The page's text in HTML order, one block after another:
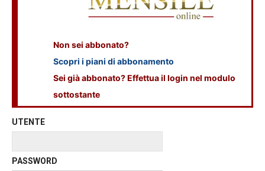
Non sei abbonato?
Scopri i piani di abbonamento
Sei già abbonato? Effettua il login nel modulo
sottostante
UTENTE
PASSWORD